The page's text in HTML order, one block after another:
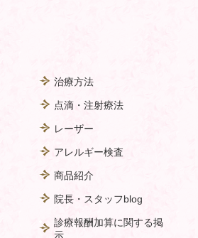
治療方法
点滴・注射療法
レーザー
アレルギー検査
商品紹介
院長・スタッフblog
診療報酬加算に関する掲
示